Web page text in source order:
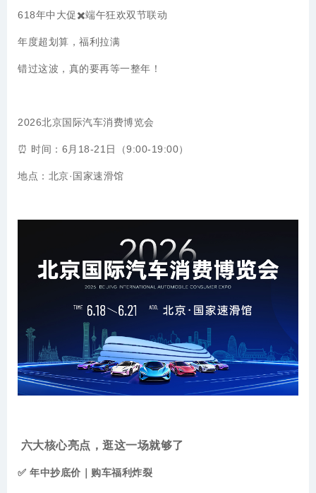
618年中大促✖️端午狂欢双节联动
年度超划算，福利拉满
错过这波，真的要再等一整年！
2026北京国际汽车消费博览会
⏰ 时间：6月18-21日 （9:00-19:00）
地点：北京·国家速滑馆
六大核心亮点，逛这一场就够了
✅ 年中抄底价｜购车福利炸裂